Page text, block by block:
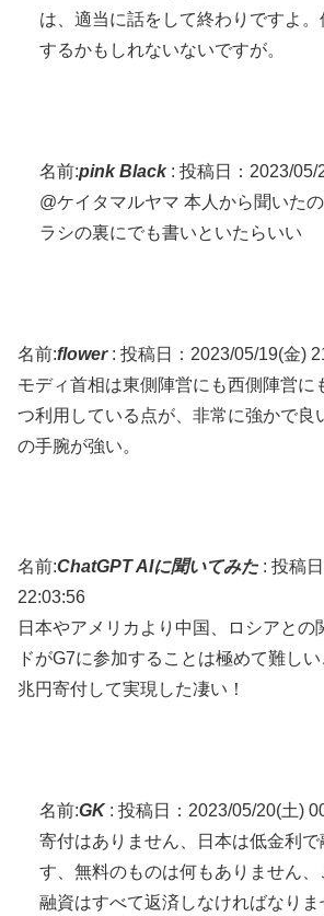
は、適当に話をして終わりですよ
するかもしれないないですが。
名前:pink Black: 投稿日：2023/05/
@ケイタマルヤマ 本人から聞いた
ラシの裏にでも書いといたらいい
名前:flower: 投稿日：2023/05/19(金)
モディ首相は東側陣営にも西側陣営に
つ利用している点が、非常に強かで良
の手腕が強い。
名前:ChatGPT AIに聞いてみた : 投稿
22:03:56
日本やアメリカより中国、ロシアとの
ドがG7に参加することは極めて難し
兆円寄付して実現した凄い！
名前:GK: 投稿日：2023/05/20(土)
寄付はありません、日本は低金利で
す、無料のものは何もありません、
融資はすべて返済しなければなりま